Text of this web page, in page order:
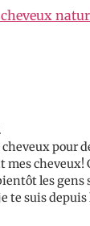
pour
les gens
te suis depuis